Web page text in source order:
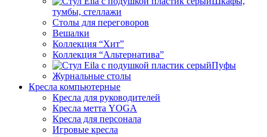
тумбы, стеллажи
Столы для переговоров
Вешалки
Коллекция “Хит”
Коллекция “Альтернатива”
Пуфы
Журнальные столы
Кресла компьютерные
Кресла для руководителей
Кресла метта YOGA
Кресла для персонала
Игровые кресла